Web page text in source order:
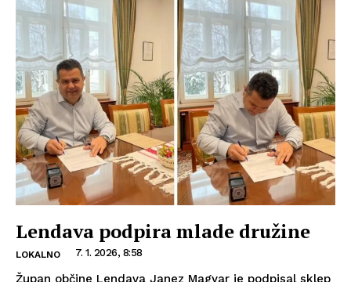
Lendava podpira mlade družine
LOKALNO 7. 1. 2026, 8:58
Župan občine Lendava Janez Magyar je podpisal sklep